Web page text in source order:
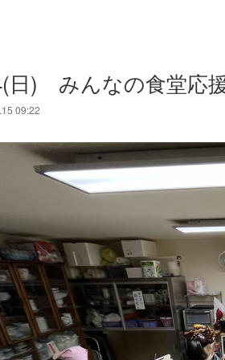
日) みんなの食堂応
09:22